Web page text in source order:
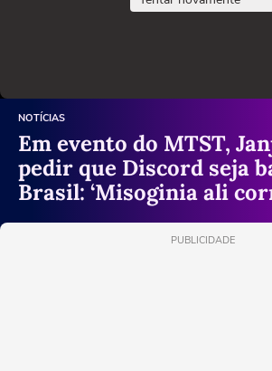
NOTÍCIAS
Em evento do MTST,
pedir que Discord seja
Brasil: ‘Misoginia ali
PUBLICIDADE